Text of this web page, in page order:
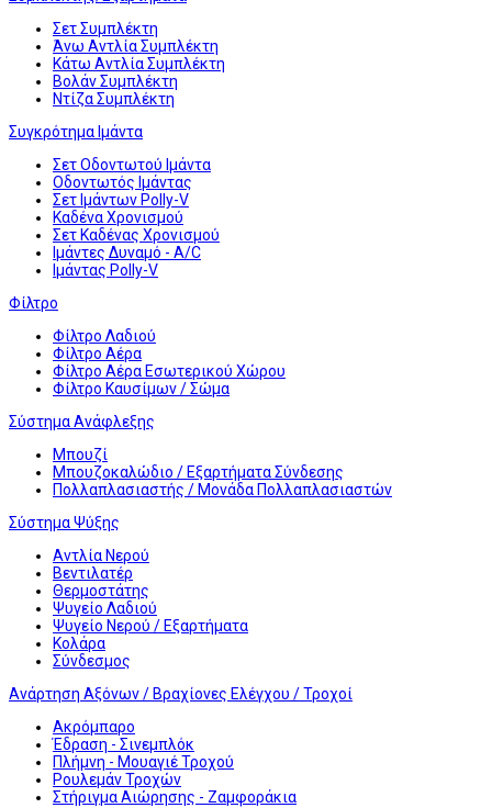
Σετ Συμπλέκτη
Άνω Αντλία Συμπλέκτη
Κάτω Αντλία Συμπλέκτη
Βολάν Συμπλέκτη
Ντίζα Συμπλέκτη
Συγκρότημα Ιμάντα
Σετ Οδοντωτού Ιμάντα
Οδοντωτός Ιμάντας
Σετ Ιμάντων Polly-V
Καδένα Χρονισμού
Σετ Καδένας Χρονισμού
Ιμάντες Δυναμό - A/C
Ιμάντας Polly-V
Φίλτρο
Φίλτρο Λαδιού
Φίλτρο Αέρα
Φίλτρο Αέρα Εσωτερικού Χώρου
Φίλτρο Καυσίμων / Σώμα
Σύστημα Ανάφλεξης
Μπουζί
Μπουζοκαλώδιο / Εξαρτήματα Σύνδεσης
Πολλαπλασιαστής / Μονάδα Πολλαπλασιαστών
Σύστημα Ψύξης
Αντλία Νερού
Βεντιλατέρ
Θερμοστάτης
Ψυγείο Λαδιού
Ψυγείο Νερού / Εξαρτήματα
Κολάρα
Σύνδεσμος
Ανάρτηση Αξόνων / Βραχίονες Ελέγχου / Τροχοί
Ακρόμπαρο
Έδραση - Σινεμπλόκ
Πλήμνη - Μουαγιέ Τροχού
Ρουλεμάν Τροχών
Στήριγμα Αιώρησης - Ζαμφοράκια